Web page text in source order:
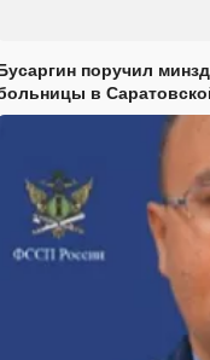
поручил
в